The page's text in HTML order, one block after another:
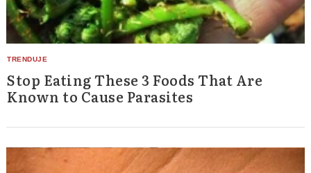
Stop Eating These 3 Foods That Are
Known to Cause Parasites